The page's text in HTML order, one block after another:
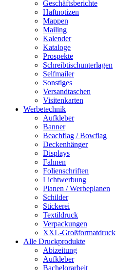
Geschäftsberichte
Haftnotizen
Mappen
Mailing
Kalender
Kataloge
Prospekte
Schreibtischunterlagen
Selfmailer
Sonstiges
Versandtaschen
Visitenkarten
Werbetechnik
Aufkleber
Banner
Beachflag / Bowflag
Deckenhänger
Displays
Fahnen
Folienschriften
Lichtwerbung
Planen / Werbeplanen
Schilder
Stickerei
Textildruck
Verpackungen
XXL-Großformatdruck
Alle Druckprodukte
Abizeitung
Aufkleber
Bachelorarbeit